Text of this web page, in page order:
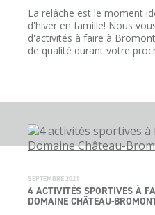
La relâche est le moment
d'hiver en famille! Nous
d'activités à faire à
de qualité durant votre
SEPTEMBRE 2021
4 ACTIVITÉS SPORTIVES À
DOMAINE CHÂTEAU-